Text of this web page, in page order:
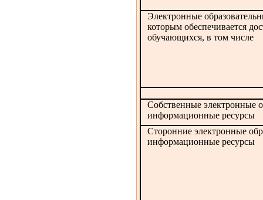
Электронные
которым обеспечивается
обучающихся, в том числе
Собственные электронные
информационные ресурсы
Сторонние электронные
информационные ресурсы